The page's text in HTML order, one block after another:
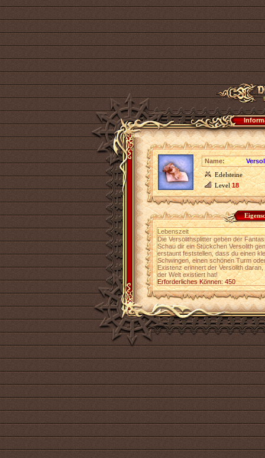
Name:
Edelsteine
Level18
Lebenszeit
Die Versolithsplitter geben der
Schau dir ein Stückchen Versolith
erstaunt feststellen, dass du einen
Schwingen, einen schönen Turm
Existenz erinnert der Versolith
der Welt existiert hat!
Erforderliches Können: 450